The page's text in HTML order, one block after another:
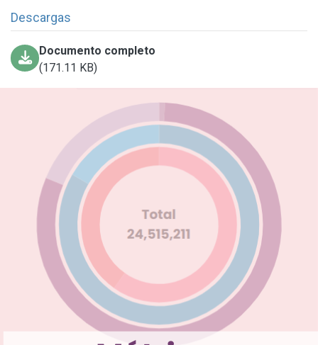
Descargas
Documento completo
(171.11 KB)